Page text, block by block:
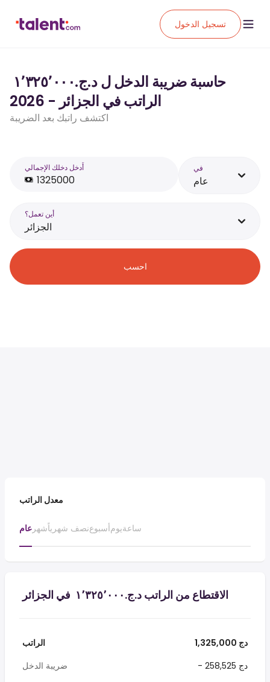
تسجيل الدخول
الراتب في الجزائر - 2026
اكتشف راتبك بعد الضريبة
أَدخل دخلك الإجمالي في
عام
أين تعمل؟
الجزائر
احسب
معدل الراتب
عام شهرنصف شهرياًأسبوعيومساعة
الاقتطاع من الراتب د.ج.‏١٬٣٢٥٬٠٠٠ ‏ في الجزائر
الراتب
1,325,000 دج
ضريبة الدخل
- 258,525 دج